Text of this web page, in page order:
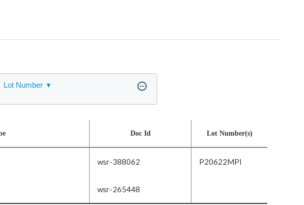
Lot Number
Doc Id Lot Number(s)
wsr-388062 P20622MPI
wsr-265448